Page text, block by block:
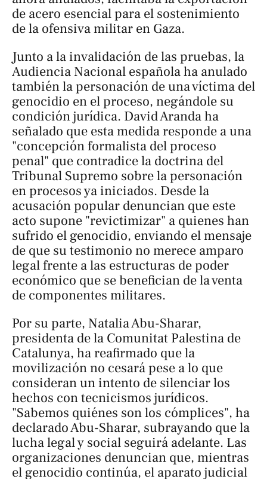
de acero esencial para el sostenimiento
de la ofensiva militar en Gaza.
Junto a la invalidación de las pruebas, la
Audiencia Nacional española ha anulado
también la personación de una víctima del
genocidio en el proceso, negándole su
condición jurídica. David Aranda ha
señalado que esta medida responde a una
"concepción formalista del proceso
penal" que contradice la doctrina del
Tribunal Supremo sobre la personación
en procesos ya iniciados. Desde la
acusación popular denuncian que este
acto supone "revictimizar" a quienes han
sufrido el genocidio, enviando el mensaje
de que su testimonio no merece amparo
legal frente a las estructuras de poder
económico que se benefician de la venta
de componentes militares.
Por su parte, Natalia Abu-Sharar,
presidenta de la Comunitat Palestina de
Catalunya, ha reafirmado que la
movilización no cesará pese a lo que
consideran un intento de silenciar los
hechos con tecnicismos jurídicos.
"Sabemos quiénes son los cómplices", ha
declarado Abu-Sharar, subrayando que la
lucha legal y social seguirá adelante. Las
organizaciones denuncian que, mientras
el genocidio continúa, el aparato judicial